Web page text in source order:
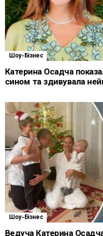
Шоу-Бізнес
Катерина Осадча
сином та здивувала
Шоу-Бізнес
Ведуча Катерина